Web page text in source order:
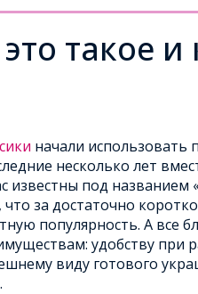
такое и
начали использовать
несколько лет
известны под названием
за достаточно
популярность. А все
удобству при
виду готового